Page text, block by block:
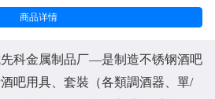
商品详情
科金属制品厂—是制造不锈钢酒吧
吧用具、套裝（各類調酒器、單/